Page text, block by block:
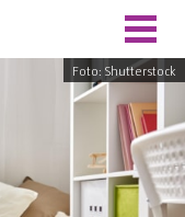
Foto: Shutterstock